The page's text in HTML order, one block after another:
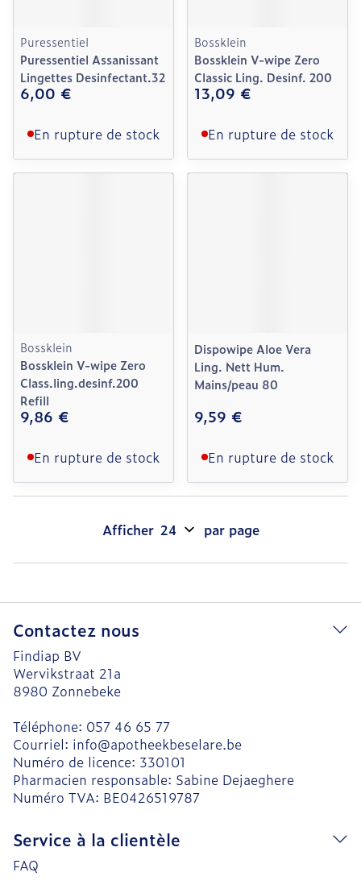
Puressentiel
Puressentiel Assanissant
Lingettes Desinfectant.32
6,00 €
En rupture de stock
Bossklein
Bossklein V-wipe Zero
Classic Ling. Desinf. 200
13,09 €
En rupture de stock
Bossklein
Bossklein V-wipe Zero
Class.ling.desinf.200
Refill
9,86 €
En rupture de stock
Dispowipe Aloe Vera
Ling. Nett Hum.
Mains/peau 80
9,59 €
En rupture de stock
Afficher par page
Contactez nous
Findiap BV
Wervikstraat 21a
8980 Zonnebeke
Téléphone: 057 46 65 77
Courriel: info@apotheekbeselare.be
Numéro de licence: 330101
Pharmacien responsable: Sabine Dejaeghere
Numéro TVA: BE0426519787
Service à la clientèle
FAQ